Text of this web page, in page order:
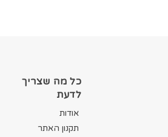
כל מה שצריך
לדעת
אודות
תקנון האתר